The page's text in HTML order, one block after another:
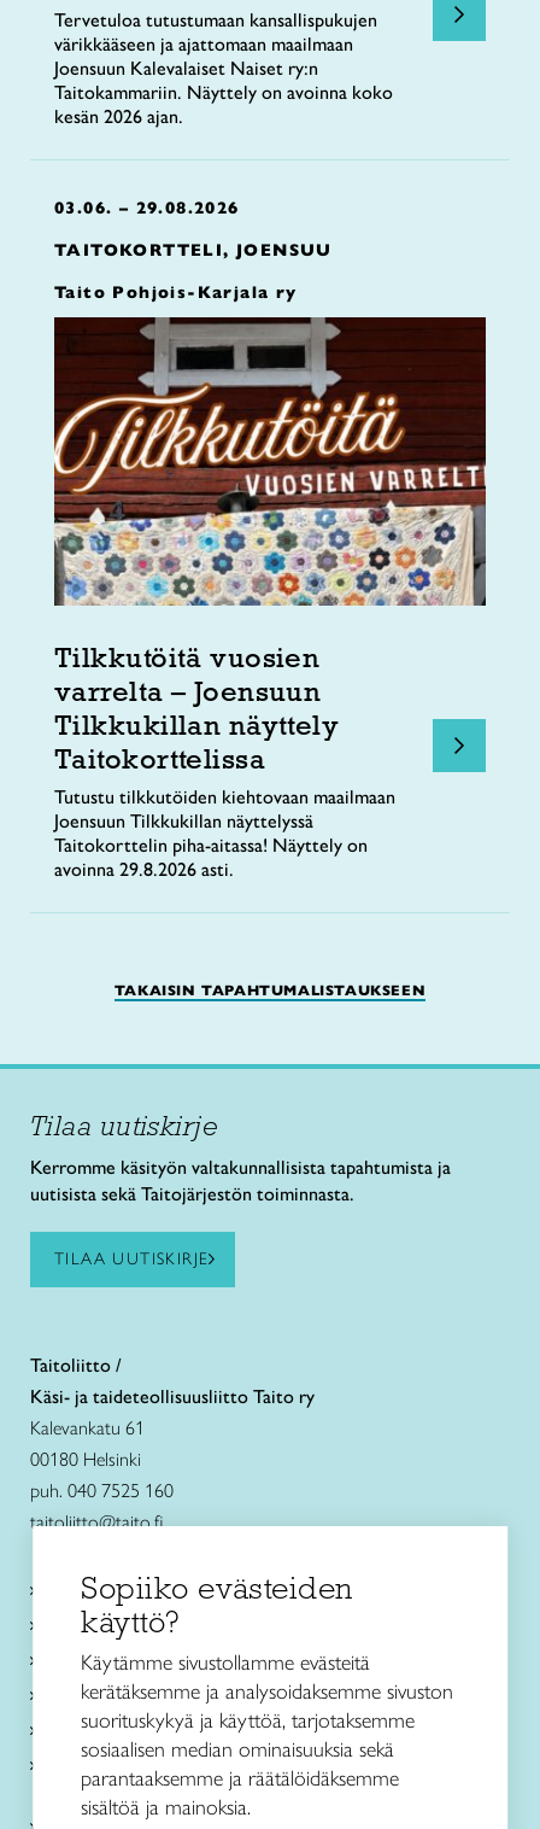
Tervetuloa tutustumaan kansallispukujen
värikkääseen ja ajattomaan maailmaan
Joensuun Kalevalaiset Naiset ry:n
Taitokammariin. Näyttely on avoinna koko
kesän 2026 ajan.
03.06. – 29.08.2026
TAITOKORTTELI, JOENSUU
Taito Pohjois-Karjala ry
Tilkkutöitä vuosien
varrelta – Joensuun
Tilkkukillan näyttely
Taitokorttelissa
Tutustu tilkkutöiden kiehtovaan maailmaan
Joensuun Tilkkukillan näyttelyssä
Taitokorttelin piha-aitassa! Näyttely on
avoinna 29.8.2026 asti.
TAKAISIN TAPAHTUMALISTAUKSEEN
Tilaa uutiskirje
Kerromme käsityön valtakunnallisista tapahtumista ja
uutisista sekä Taitojärjestön toiminnasta.
TILAA UUTISKIRJE
Taitoliitto /
Käsi- ja taideteollisuusliitto Taito ry
Kalevankatu 61
00180 Helsinki
puh. 040 7525 160
taitoliitto@taito.fi
Käsityökurssit ja koulutus
Ajankohtaista
Käsityöohjeet
Me olemme Taito
Paikallinen toiminta
Verkkokaupat
Sopiiko evästeiden
käyttö?
Käytämme sivustollamme evästeitä
kerätäksemme ja analysoidaksemme sivuston
suorituskykyä ja käyttöä, tarjotaksemme
sosiaalisen median ominaisuuksia sekä
parantaaksemme ja räätälöidäksemme
sisältöä ja mainoksia.